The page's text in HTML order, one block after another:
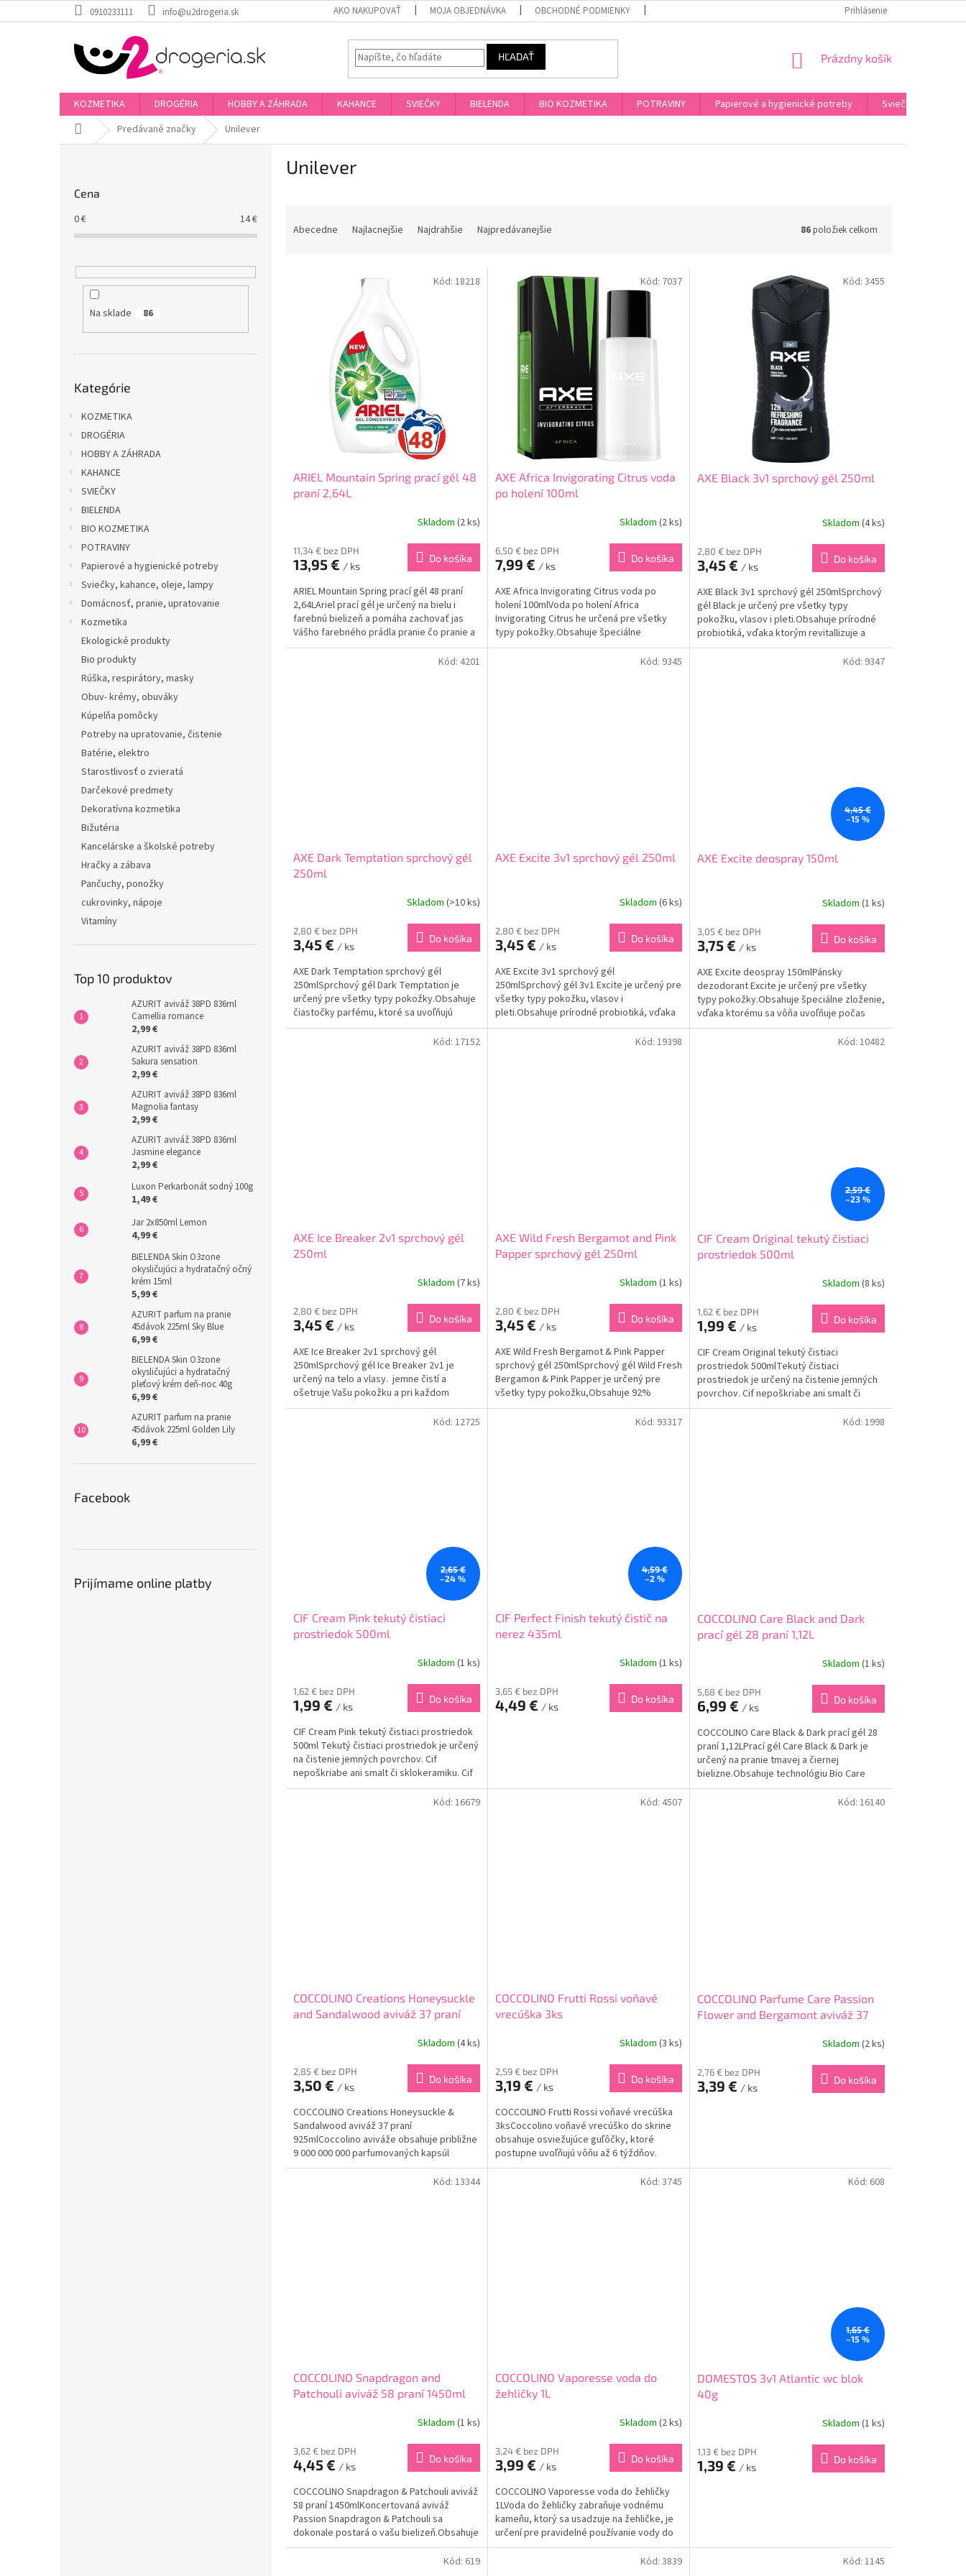
na
0910233111 info@u2drogeria.sk AKO NAKUPOVAŤ MOJA OBJEDNÁVKA OBCHODNÉ PODMIENKY PODMIENKY OCHRANY OSOBNÝCH ÚDAJOV
Prihlásenie
HĽADAŤ
NÁKUPNÝ
Prázdny košík
KOZMETIKA DROGÉRIA HOBBY A ZÁHRADA KAHANCE SVIEČKY BIELENDA BIO KOZMETIKA POTRAVINY Papierové a hygienické potreby
Sviečky, kahance,
DomovPredávané značky Unilever
Cena
0€ 14€
Na sklade 86
kategórie
Kategórie
KOZMETIKA
DROGÉRIA
HOBBY A ZÁHRADA
KAHANCE
SVIEČKY
BIELENDA
BIO KOZMETIKA
POTRAVINY
Papierové a hygienické potreby
Sviečky, kahance, oleje, lampy
Domácnosť, pranie, upratovanie
Kozmetika
Ekologické produkty
Bio produkty
Rúška, respirátory, masky
Obuv- krémy, obuváky
Kúpelňa pomôcky
Potreby na upratovanie, čistenie
Batérie, elektro
Starostlivosť o zvieratá
Darčekové predmety
Dekoratívna kozmetika
Bižutéria
Kancelárske a školské potreby
Hračky a zábava
Pančuchy, ponožky
cukrovinky, nápoje
Vitamíny
Top 10 produktov
AZURIT aviváž 38PD 836ml
Camellia romance
2,99 €
AZURIT aviváž 38PD 836ml
Sakura sensation
2,99 €
AZURIT aviváž 38PD 836ml
Magnolia fantasy
2,99 €
AZURIT aviváž 38PD 836ml
Jasmine elegance
2,99 €
Luxon Perkarbonát sodný 100g
1,49 €
Jar 2x850ml Lemon
4,99 €
BIELENDA Skin O3zone
okysličujúci a hydratačný očný
krém 15ml
5,99 €
AZURIT parfum na pranie
45dávok 225ml Sky Blue
6,99 €
BIELENDA Skin O3zone
okysličujúci a hydratačný
pleťový krém deň-noc 40g
6,99 €
AZURIT parfum na pranie
45dávok 225ml Golden Lily
6,99 €
Facebook
Prijímame online platby
Unilever
Abecedne Najlacnejšie Najdrahšie Najpredávanejšie 86položiek celkom
ARIEL Mountain Spring prací gél 48
praní 2,64L
Skladom (2 ks)
11,34 € bez DPH
13,95 € / ks
Do košíka
ARIEL Mountain Spring prací gél 48 praní
2,64LAriel prací gél je určený na bielu i
farebnú bielizeň a pomáha zachovať jas
Vášho farebného prádla pranie čo pranie a
zároveň.Ariel obsahuje inovatívnu čistiacu...
Kód: 18218
AXE Africa Invigorating Citrus voda
po holení 100ml
Skladom (2 ks)
6,50 € bez DPH
7,99 € / ks
Do košíka
AXE Africa Invigorating Citrus voda po
holení 100mlVoda po holení Africa
Invigorating Citrus he určená pre všetky
typy pokožky.Obsahuje špeciálne
zloženie, vďaka ktorému ošetruje pokožku
Kód: 7037
AXE Black 3v1 sprchový gél 250ml
Skladom (4 ks)
2,80 € bez DPH
3,45 € / ks
Do košíka
AXE Black 3v1 sprchový gél 250mlSprchový
gél Black je určený pre všetky typy
pokožku, vlasov i pleti.Obsahuje prírodné
probiotiká, vďaka ktorým revitallizuje a
regeneruje vašu pokožku po každom
Kód: 3455
AXE Dark Temptation sprchový gél
250ml
Skladom (>10 ks)
2,80 € bez DPH
3,45 € / ks
Do košíka
AXE Dark Temptation sprchový gél
250mlSprchový gél Dark Temptation je
určený pre všetky typy pokožky.Obsahuje
čiastočky parfému, ktoré sa uvoľňujú
počas celého dňa a poskytujú
neodolateľnú vôňu.Dokonale vyživuje a...
Kód: 4201
AXE Excite 3v1 sprchový gél 250ml
Skladom (6 ks)
2,80 € bez DPH
3,45 € / ks
Do košíka
AXE Excite 3v1 sprchový gél
250mlSprchový gél 3v1 Excite je určený pre
všetky typy pokožku, vlasov i
pleti.Obsahuje prírodné probiotiká, vďaka
ktorým revitallizuje a regeneruje vašu
Kód: 9345
4,45 €
–15 %
AXE Excite deospray 150ml
Skladom (1 ks)
3,05 € bez DPH
3,75 € / ks
Do košíka
AXE Excite deospray 150mlPánsky
dezodorant Excite je určený pre všetky
typy pokožky.Obsahuje špeciálne zloženie,
vďaka ktorému sa vôňa uvoľňuje počas
celého dňa a podľa aktuálnej
záťaže.Poskytuje dlhodobú ochranu...
Kód: 9347
AXE Ice Breaker 2v1 sprchový gél
250ml
Skladom (7 ks)
2,80 € bez DPH
3,45 € / ks
Do košíka
AXE Ice Breaker 2v1 sprchový gél
250mlSprchový gél Ice Breaker 2v1 je
určený na telo a vlasy. jemne čistí a
ošetruje Vašu pokožku a pri každom
sprchovaní ju osviežuje. Obsahuje
špeciálne zloženie, vďaka ktorému...
Kód: 17152
AXE Wild Fresh Bergamot and Pink
Papper sprchový gél 250ml
Skladom (1 ks)
2,80 € bez DPH
3,45 € / ks
Do košíka
AXE Wild Fresh Bergamot & Pink Papper
sprchový gél 250mlSprchový gél Wild Fresh
Bergamon & Pink Papper je určený pre
všetky typy pokožku,Obsahuje 92%
prírodných ingrediencií naplnených zmesou
Kód: 19398
2,59 €
–23 %
CIF Cream Original tekutý čistiaci
prostriedok 500ml
Skladom (8 ks)
1,62 € bez DPH
1,99 € / ks
Do košíka
CIF Cream Original tekutý čistiaci
prostriedok 500mlTekutý čistiaci
prostriedok je určený na čistenie jemných
povrchov. Cif nepoškriabe ani smalt či
sklokeramiku.Obsahuje aktívne látky, ktoré
Kód: 10482
2,65 €
–24 %
CIF Cream Pink tekutý čistiaci
prostriedok 500ml
Skladom (1 ks)
1,62 € bez DPH
1,99 € / ks
Do košíka
CIF Cream Pink tekutý čistiaci prostriedok
500ml Tekutý čistiaci prostriedok je určený
na čistenie jemných povrchov. Cif
nepoškriabe ani smalt či sklokeramiku. Cif
dokáže vyčistiť viacero povrchov ako
Kód: 12725
4,59 €
–2 %
CIF Perfect Finish tekutý čistič na
nerez 435ml
Skladom (1 ks)
3,65 € bez DPH
4,49 € / ks
Do košíka
Kód: 93317
COCCOLINO Care Black and Dark
prací gél 28 praní 1,12L
Skladom (1 ks)
5,68 € bez DPH
6,99 € / ks
Do košíka
COCCOLINO Care Black & Dark prací gél 28
praní 1,12LPrací gél Care Black & Dark je
určený na pranie tmavej a čiernej
bielizne.Obsahuje technológiu Bio Care
Serum, vďaka ktorej sa dokonale stará o
Kód: 1998
COCCOLINO Creations Honeysuckle
and Sandalwood aviváž 37 praní
Skladom (4 ks)
2,85 € bez DPH
3,50 € / ks
Do košíka
COCCOLINO Creations Honeysuckle &
Sandalwood aviváž 37 praní
925mlCoccolino aviváže obsahuje približne
9 000 000 000 parfumovaných kapsúl
obsahujúcich parfém, ktorý sa prichytí na
Kód: 16679
COCCOLINO Frutti Rossi voňavé
vrecúška 3ks
Skladom (3 ks)
2,59 € bez DPH
3,19 € / ks
Do košíka
COCCOLINO Frutti Rossi voňavé vrecúška
3ksCoccolino voňavé vrecúško do skrine
obsahuje osviežujúce guľôčky, ktoré
postupne uvoľňujú vôňu až 6 týždňov.
Vrecúška poskytujú Vášmu oblečeniu
Kód: 4507
COCCOLINO Parfume Care Passion
Flower and Bergamont aviváž 37
Skladom (2 ks)
2,76 € bez DPH
3,39 € / ks
Do košíka
Kód: 16140
COCCOLINO Snapdragon and
Patchouli aviváž 58 praní 1450ml
Skladom (1 ks)
3,62 € bez DPH
4,45 € / ks
Do košíka
COCCOLINO Snapdragon & Patchouli aviváž
58 praní 1450mlKoncertovaná aviváž
Passion Snapdragon & Patchouli sa
dokonale postará o vašu bielizeň.Obsahuje
približne 9 000 000 000 parfumovaných
Kód: 13344
COCCOLINO Vaporesse voda do
žehličky 1L
Skladom (2 ks)
3,24 € bez DPH
3,99 € / ks
Do košíka
COCCOLINO Vaporesse voda do žehličky
1LVoda do žehličky zabraňuje vodnému
kameňu, ktorý sa usadzuje na žehličke, je
určení pre pravidelné používanie vody do
žehličky.Voda do žehličky navyše príjemne
Kód: 3745
1,65 €
–15 %
DOMESTOS 3v1 Atlantic wc blok
40g
Skladom (1 ks)
1,13 € bez DPH
1,39 € / ks
Do košíka
Kód: 608
Kód: 619 Kód: 3839 Kód: 1145